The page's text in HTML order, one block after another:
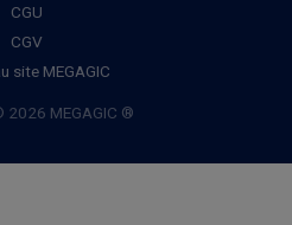
CGU
CGV
site MEGAGIC
2026 MEGAGIC ®